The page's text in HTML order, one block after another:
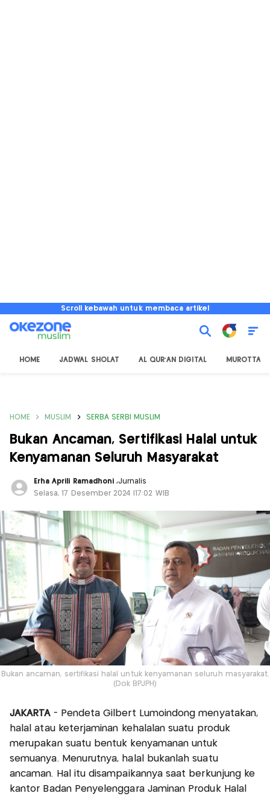
Scroll kebawah untuk membaca artikel
HOME JADWAL SHOLAT AL QUR'AN DIGITAL MUROTTAL
HOME MUSLIM SERBA SERBI MUSLIM
Bukan Ancaman, Sertifikasi Halal untuk
Kenyamanan Seluruh Masyarakat
Erha Aprili Ramadhoni,Jurnalis
Selasa, 17 Desember 2024 |17:02 WIB
Bukan ancaman, sertifikasi halal untuk kenyamanan seluruh masyarakat.
(Dok BPJPH)
JAKARTA - Pendeta Gilbert Lumoindong menyatakan,
halal atau keterjaminan kehalalan suatu produk
merupakan suatu bentuk kenyamanan untuk
semuanya. Menurutnya, halal bukanlah suatu
ancaman. Hal itu disampaikannya saat berkunjung ke
kantor Badan Penyelenggara Jaminan Produk Halal